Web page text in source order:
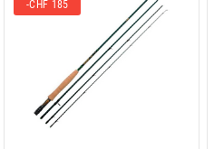
-CHF 185